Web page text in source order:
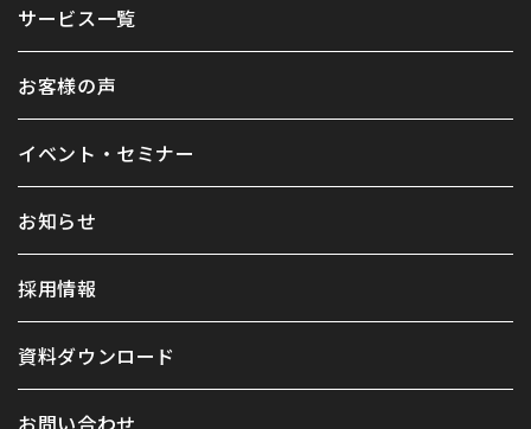
サービス一覧
お客様の声
イベント・セミナー
お知らせ
採用情報
資料ダウンロード